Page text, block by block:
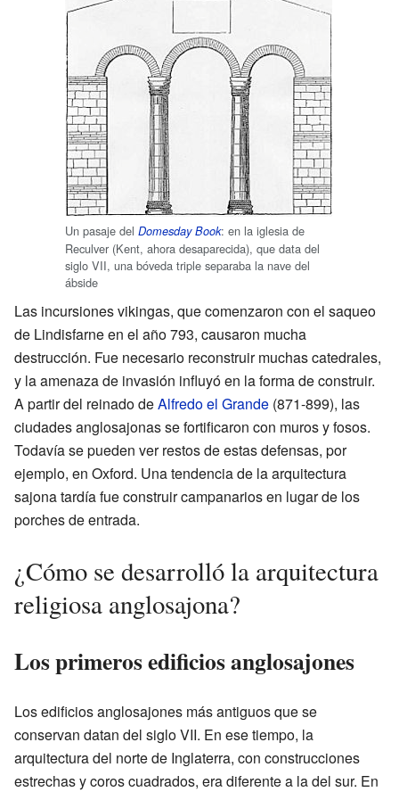
Un pasaje del Domesday Book: en la iglesia de
Reculver (Kent, ahora desaparecida), que data del
siglo VII, una bóveda triple separaba la nave del
ábside
Las incursiones vikingas, que comenzaron con el saqueo
de Lindisfarne en el año 793, causaron mucha
destrucción. Fue necesario reconstruir muchas catedrales,
y la amenaza de invasión influyó en la forma de construir.
A partir del reinado deAlfredo el Grande (871-899), las
ciudades anglosajonas se fortificaron con muros y fosos.
Todavía se pueden ver restos de estas defensas, por
ejemplo, en Oxford. Una tendencia de la arquitectura
sajona tardía fue construir campanarios en lugar de los
porches de entrada.
¿Cómo se desarrolló la arquitectura
religiosa anglosajona?
Los primeros edificios anglosajones
Los edificios anglosajones más antiguos que se
conservan datan del siglo VII. En ese tiempo, la
arquitectura del norte de Inglaterra, con construcciones
estrechas y coros cuadrados, era diferente a la del sur. En